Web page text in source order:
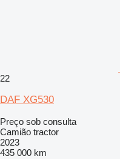
22
DAF XG530
Preço sob consulta
Camião tractor
2023
435 000 km